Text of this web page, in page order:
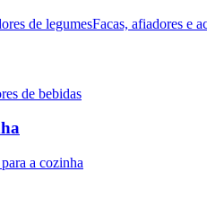
de legumesFacas, afiadores e
de bebidas
a cozinha